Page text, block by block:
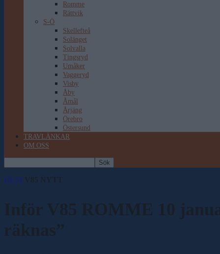
Romme
Rättvik
S-Ö
Skellefteå
Solänget
Solvalla
Tingsryd
Umåker
Vaggeryd
Visby
Åby
Åmål
Årjäng
Örebro
Östersund
TRAVLÄNKAR
OM OSS
HEM V85 NYTT
Inför V85 ROMME 10
räknas”